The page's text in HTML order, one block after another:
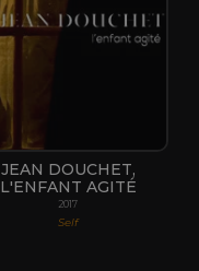
JEAN DOUCHET,
L'ENFANT AGITÉ
2017
Self